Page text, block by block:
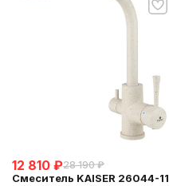
12 810 ₽28 190 ₽
Смеситель KAISER 26044-11